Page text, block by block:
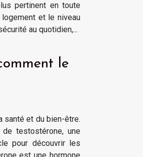
pertinent en toute
et le niveau
au quotidien,...
le
santé et du bien-être.
testostérone, une
pour découvrir les